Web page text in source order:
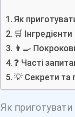
Як
🛒 Інгредієнти
👨‍🍳
❓ Часті
💡 Секрети та
Як